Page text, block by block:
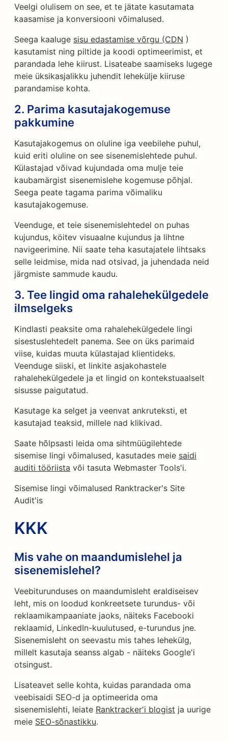
Veelgi olulisem on see, et te jätate kasutamata
kaasamise ja konversiooni võimalused.
Seega kaaluge sisu edastamise võrgu (CDN )
kasutamist ning piltide ja koodi optimeerimist, et
parandada lehe kiirust. Lisateabe saamiseks lugege
meie üksikasjalikku juhendit lehekülje kiiruse
parandamise kohta.
2. Parima kasutajakogemuse
pakkumine
Kasutajakogemus on oluline iga veebilehe puhul,
kuid eriti oluline on see sisenemislehtede puhul.
Külastajad võivad kujundada oma mulje teie
kaubamärgist sisenemislehe kogemuse põhjal.
Seega peate tagama parima võimaliku
kasutajakogemuse.
Veenduge, et teie sisenemislehtedel on puhas
kujundus, köitev visuaalne kujundus ja lihtne
navigeerimine. Nii saate teha kasutajatele lihtsaks
selle leidmise, mida nad otsivad, ja juhendada neid
järgmiste sammude kaudu.
3. Tee lingid oma rahalehekülgedele
ilmselgeks
Kindlasti peaksite oma rahalehekülgedele lingi
sisestuslehtedelt panema. See on üks parimaid
viise, kuidas muuta külastajad klientideks.
Veenduge siiski, et linkite asjakohastele
rahalehekülgedele ja et lingid on kontekstuaalselt
sisusse paigutatud.
Kasutage ka selget ja veenvat ankruteksti, et
kasutajad teaksid, millele nad klikivad.
Saate hõlpsasti leida oma sihtmüügilehtede
sisemise lingi võimalused, kasutades meie saidi
auditi tööriista või tasuta Webmaster Tools'i.
Sisemise lingi võimalused Ranktracker's Site
Audit'is
KKK
Mis vahe on maandumislehel ja
sisenemislehel?
Veebiturunduses on maandumisleht eraldiseisev
leht, mis on loodud konkreetsete turundus- või
reklaamikampaaniate jaoks, näiteks Facebooki
reklaamid, LinkedIn-kuulutused, e-turundus jne.
Sisenemisleht on seevastu mis tahes lehekülg,
millelt kasutaja seanss algab - näiteks Google'i
otsingust.
Lisateavet selle kohta, kuidas parandada oma
veebisaidi SEO-d ja optimeerida oma
sisenemislehti, leiate Ranktracker'i blogist ja uurige
meie SEO-sõnastikku.